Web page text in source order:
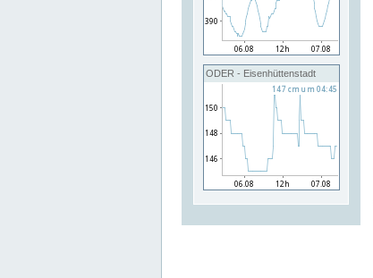
ODER - Eisenhüttenstadt